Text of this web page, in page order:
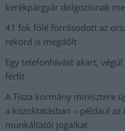
kerékpárgyár dolgozóinak
41 fok fölé forrósodott az
rekord is megdőlt
Egy telefonhívást akart,
férfit
A Tisza kormány minisztere
a közoktatásban – például
munkáltatói jogaikat